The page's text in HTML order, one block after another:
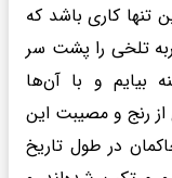
تنها کاری باشد که
تلخی را پشت سر
بیایم و با آن‌ها
رنج و مصیبت این
در طول تاریخ